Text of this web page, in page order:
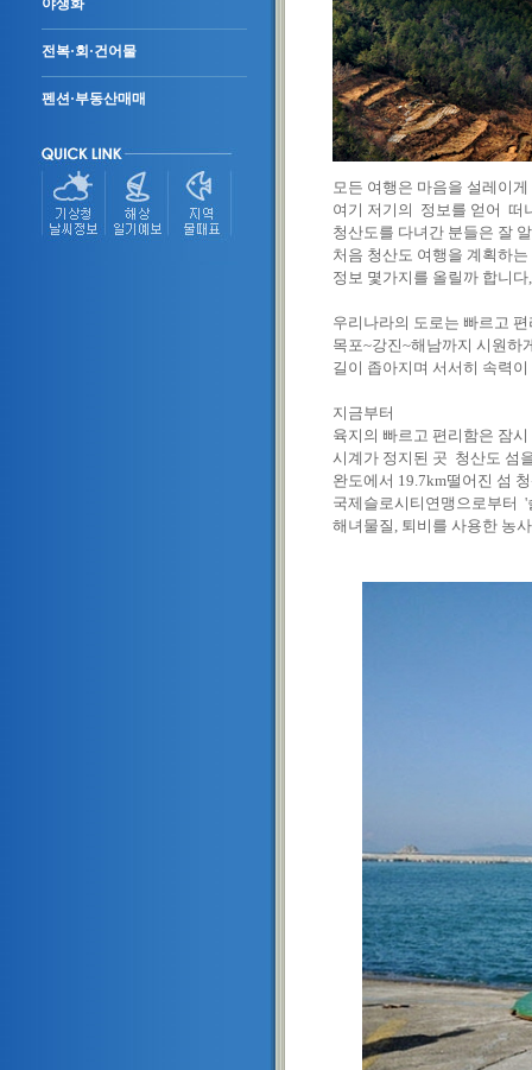
야생화
전복·회·건어물
펜션·부동산매매
모든 여행은 마음을 설레이
여기 저기의 정보를 얻어 떠
청산도를 다녀간 분들은 잘
처음 청산도 여행을 계획하
정보 몇가지를 올릴까 합니다,
우리나라의 도로는 빠르고
목포~강진~해남까지 시원하
길이 좁아지며 서서히 속력
지금부터
육지의 빠르고 편리함은 잠
시계가 정지된 곳 청산도 섬
완도에서 19.7km떨어진 섬
국제슬로시티연맹으로부터 '
해녀물질, 퇴비를 사용한 농